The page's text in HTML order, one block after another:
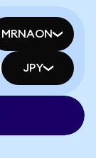
MRNAON
JPY